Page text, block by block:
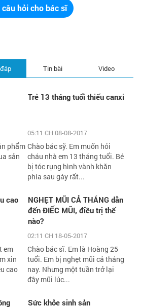
câu hỏi cho bác sĩ
Video
Tin bài
phẩm
sản
Trẻ 13 tháng tuổi thiếu canxi
05:11 CH 08-08-2017
Chào bác sỹ. Em muốn hỏi
cháu nhà em 13 tháng tuổi. Bé
bị tóc rụng hình vành khăn
phía sau gáy rất...
cao
em
xin
cao
NGHẸT MŨI CẢ THÁNG dẫn
đến ĐIẾC MŨI, điều trị thế
nào?
02:11 CH 18-05-2017
Chào bác sĩ. Em là Hoàng 25
tuổi. Em bị nghẹt mũi cả tháng
nay. Nhưng một tuần trở lại
đây mũi lúc...
Sức khỏe sinh sản